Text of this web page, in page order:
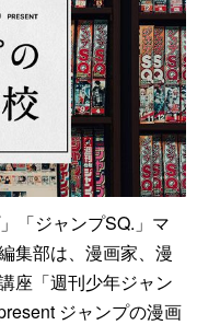
「ジャンプSQ.」マ
集部は、漫画家、漫
座「週刊少年ジャン
ジャンプの漫画